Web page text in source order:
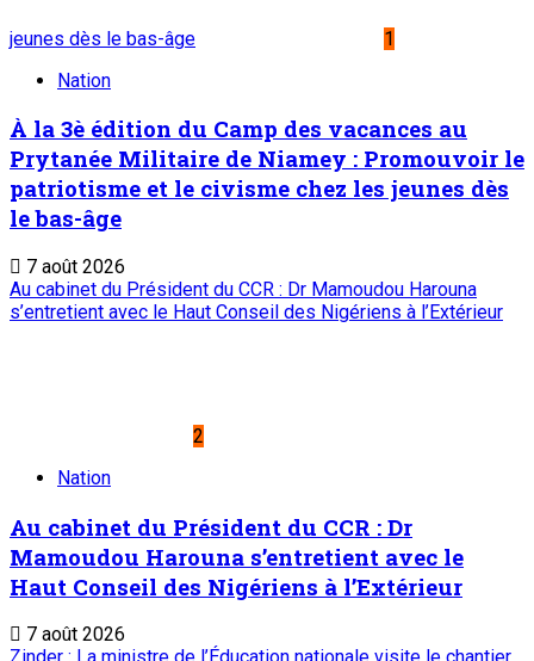
jeunes dès le bas-âge
1
Nation
À la 3è édition du Camp des vacances au
Prytanée Militaire de Niamey : Promouvoir le
patriotisme et le civisme chez les jeunes dès
le bas-âge
7 août 2026
Au cabinet du Président du CCR : Dr Mamoudou Harouna
s’entretient avec le Haut Conseil des Nigériens à l’Extérieur
2
Nation
Au cabinet du Président du CCR : Dr
Mamoudou Harouna s’entretient avec le
Haut Conseil des Nigériens à l’Extérieur
7 août 2026